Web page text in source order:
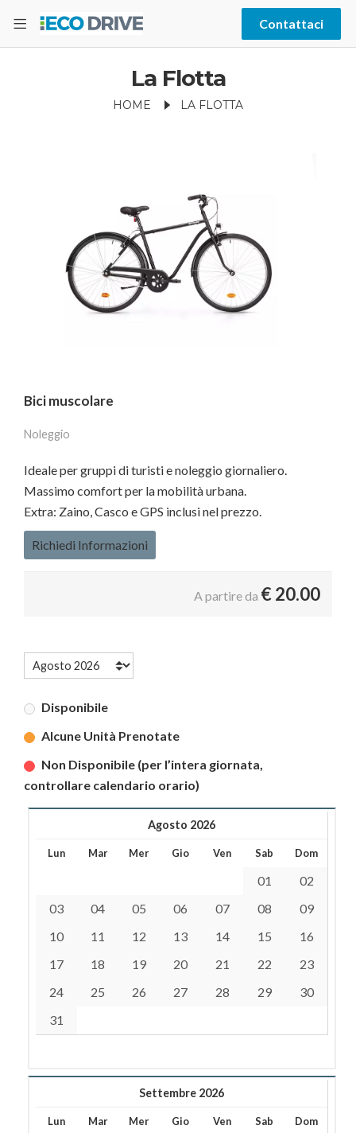
Contattaci
La Flotta
HOME LA FLOTTA
Bici muscolare
Noleggio
Ideale per gruppi di turisti e noleggio giornaliero.
Massimo comfort per la mobilità urbana.
Extra: Zaino, Casco e GPS inclusi nel prezzo.
Richiedi Informazioni
A partire da €20.00
Disponibile
Alcune Unità Prenotate
Non Disponibile (per l’intera giornata,
controllare calendario orario)
Agosto 2026
Lun Mar Mer Gio Ven Sab Dom
01
02
03
04 05 06 07 08
09
10
11 12 13 14 15
16
17
18 19 20 21 22
23
24
25 26 27 28 29
30
31
Settembre 2026
Lun Mar Mer Gio Ven Sab Dom